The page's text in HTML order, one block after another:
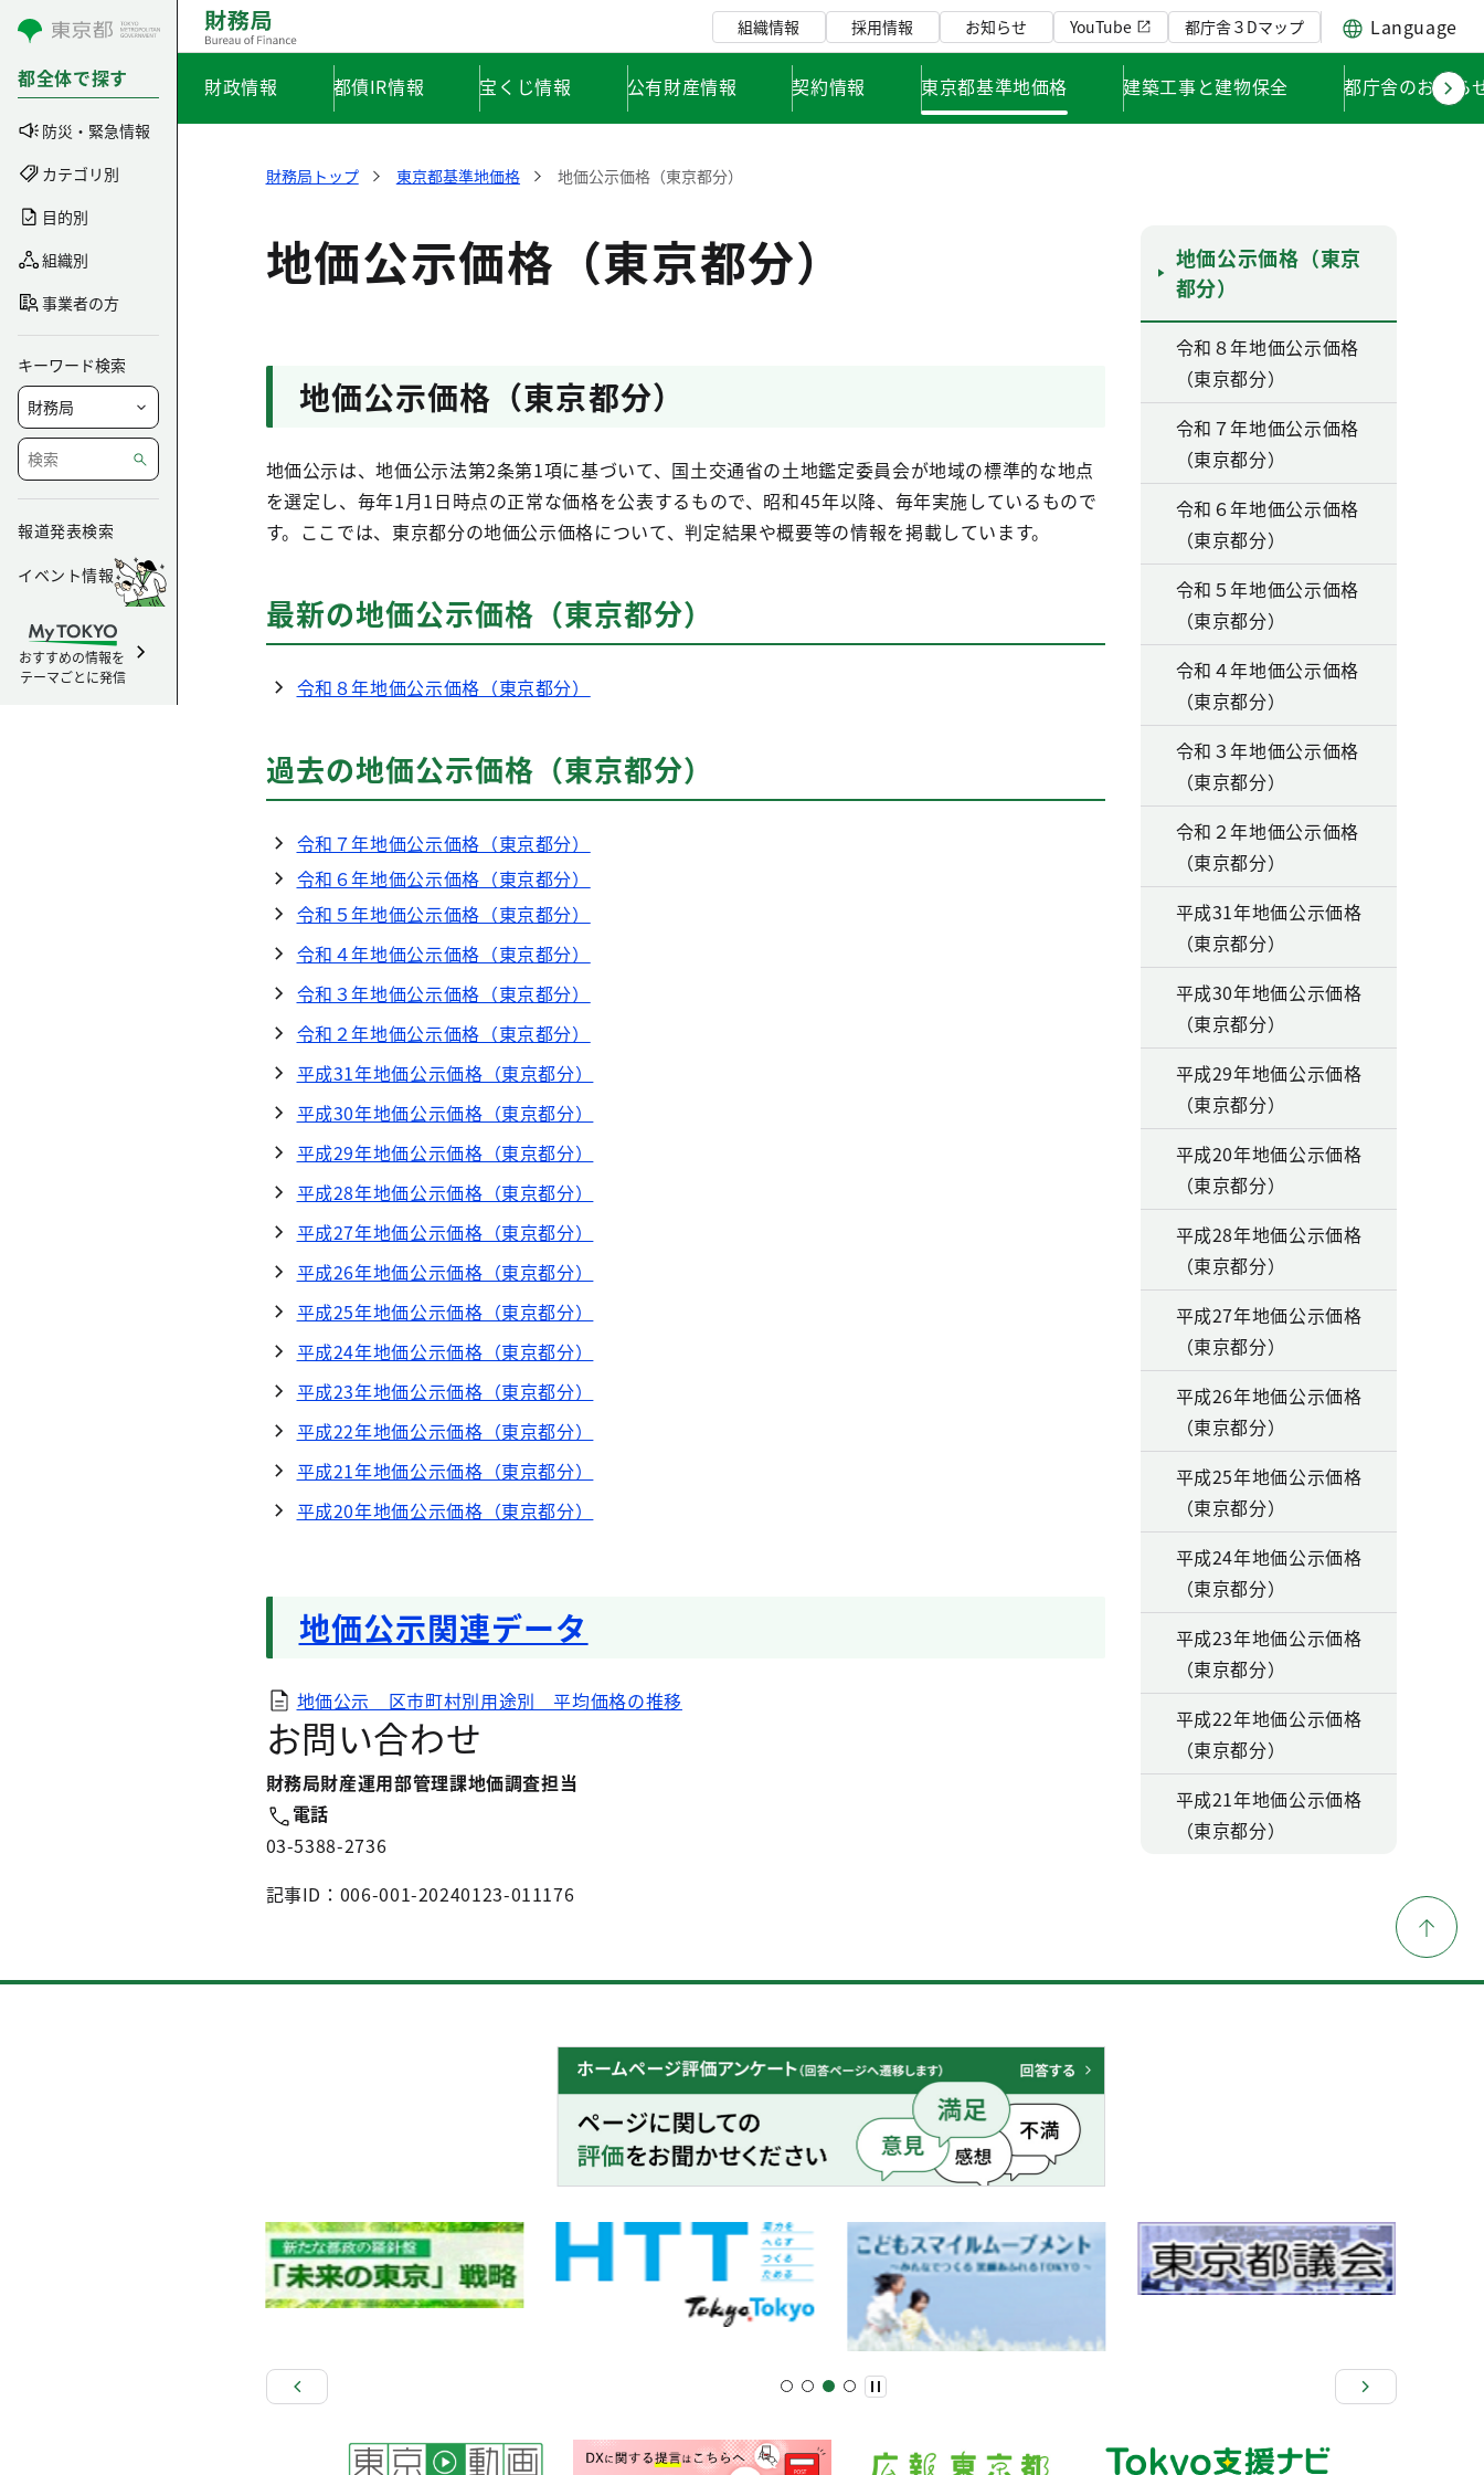
コンテンツにスキップ
都全体で探す
防災・緊急情報
カテゴリ別
目的別
組織別
事業者の方
キーワード検索
報道発表検索
イベント情報
おすすめの情報を
テーマごとに発信
組織情報 採用情報 お知らせ YouTube 都庁舎３Dマップ Language
財政情報 都債IR情報 宝くじ情報 公有財産情報 契約情報 東京都基準地価格 建築工事と建物保全 都庁舎のお知ら
財務局トップ 東京都基準地価格 地価公示価格（東京都分）
地価公示価格（東京都分）
地価公示価格（東京都分）
地価公示は、地価公示法第2条第1項に基づいて、国土交通省の土地鑑定委員会が地域の標準的な地点
を選定し、毎年1月1日時点の正常な価格を公表するもので、昭和45年以降、毎年実施しているもので
す。ここでは、東京都分の地価公示価格について、判定結果や概要等の情報を掲載しています。
最新の地価公示価格（東京都分）
令和８年地価公示価格（東京都分）
過去の地価公示価格（東京都分）
令和７年地価公示価格（東京都分）
令和６年地価公示価格（東京都分）
令和５年地価公示価格（東京都分）
令和４年地価公示価格（東京都分）
令和３年地価公示価格（東京都分）
令和２年地価公示価格（東京都分）
平成31年地価公示価格（東京都分）
平成30年地価公示価格（東京都分）
平成29年地価公示価格（東京都分）
平成28年地価公示価格（東京都分）
平成27年地価公示価格（東京都分）
平成26年地価公示価格（東京都分）
平成25年地価公示価格（東京都分）
平成24年地価公示価格（東京都分）
平成23年地価公示価格（東京都分）
平成22年地価公示価格（東京都分）
平成21年地価公示価格（東京都分）
平成20年地価公示価格（東京都分）
地価公示関連データ
地価公示 区市町村別用途別 平均価格の推移
お問い合わせ
財務局財産運用部管理課地価調査担当
電話
03-5388-2736
記事ID：006-001-20240123-011176
地価公示価格（東京
都分）
令和８年地価公示価格
（東京都分）
令和７年地価公示価格
（東京都分）
令和６年地価公示価格
（東京都分）
令和５年地価公示価格
（東京都分）
令和４年地価公示価格
（東京都分）
令和３年地価公示価格
（東京都分）
令和２年地価公示価格
（東京都分）
平成31年地価公示価格
（東京都分）
平成30年地価公示価格
（東京都分）
平成29年地価公示価格
（東京都分）
平成20年地価公示価格
（東京都分）
平成28年地価公示価格
（東京都分）
平成27年地価公示価格
（東京都分）
平成26年地価公示価格
（東京都分）
平成25年地価公示価格
（東京都分）
平成24年地価公示価格
（東京都分）
平成23年地価公示価格
（東京都分）
平成22年地価公示価格
（東京都分）
平成21年地価公示価格
（東京都分）